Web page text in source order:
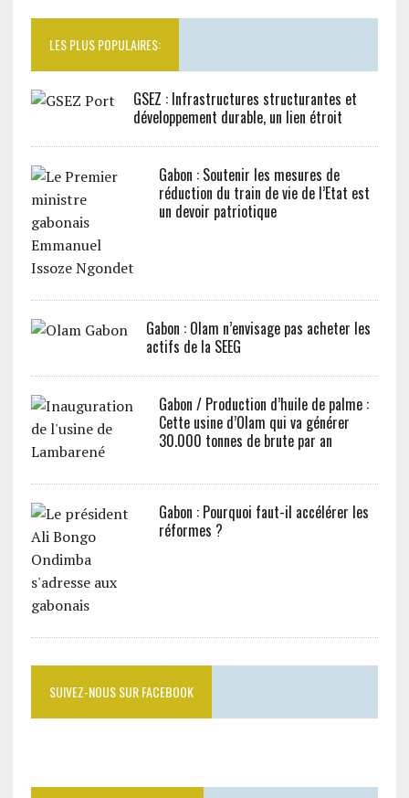
LES PLUS POPULAIRES:
GSEZ : Infrastructures structurantes et
développement durable, un lien étroit
Gabon : Soutenir les mesures de
réduction du train de vie de l’Etat est
un devoir patriotique
Gabon : Olam n’envisage pas acheter les
actifs de la SEEG
Gabon / Production d’huile de palme :
Cette usine d’Olam qui va générer
30.000 tonnes de brute par an
Gabon : Pourquoi faut-il accélérer les
réformes ?
SUIVEZ-NOUS SUR FACEBOOK